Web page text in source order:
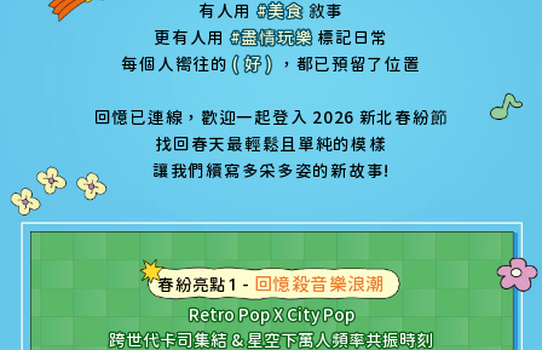
有人用#美食 敘事
更有人用#盡情玩樂標記日常
每個人嚮往的( 好 ) ，都已預留了位置
回憶已連線，歡迎一起登入 2026 新北春紛節
找回春天最輕鬆且單純的模樣
讓我們續寫多采多姿的新故事!
春紛亮點1 - 回憶殺音樂浪潮
Retro Pop X City Pop
跨世代卡司集結 & 星空下萬人頻率共振時刻